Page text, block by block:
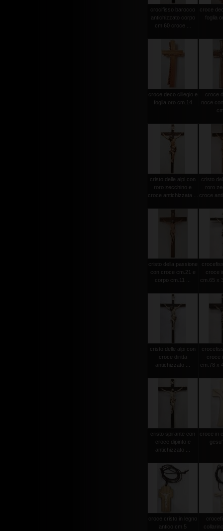
crocifisso barocco
antichizzato corpo
cm.60 croce ...
croce
foglia
croce deco ciliegio e
foglia oro cm.14
croce
noce
cristo delle alpi con
roro zecchino e
croce antichizzata ...
cristo
roro
croce
cristo della passione
con croce cm.21 e
corpo cm.11 ...
croce
cm.65 x
cristo delle alpi con
croce diritta
antichizzato ...
croce
cm.78 x
cristo spirante con
croce dipinto e
antichizzato ...
croce in
croce cristo in legno
antico cm.5